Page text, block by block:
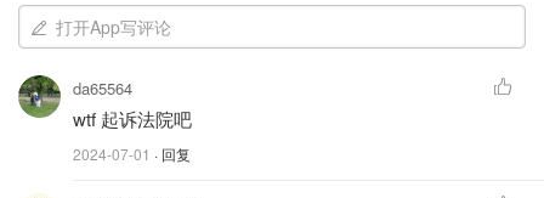
说肛交本质上是有辱人格和非人性的，也不能说它构成了社
会上不可接受的行为……我也承认并接受，不能说每一次肛
交行为都是危险行为。这取决于非法行为的性质和行为发生
的环境"。
法官宣布Jalali的谋杀罪名不成立，因为他对Jalali是否知道
打开App写评论
da65564
wtf 起诉法院吧
2024-07-01 · 回复